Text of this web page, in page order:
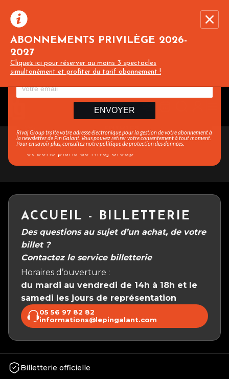
ABONNEMENTS PRIVILÈGE 2026-
2027
Cliquez ici pour réserver au moins 3 spectacles
simultanément et profiter du tarif abonnement !
Recevez toute l’actualité en vous abonnant à
notre newsletter :
ENVOYER
Rivaj Group traite votre adresse électronique pour la gestion de votre abonnement à
la newsletter dePin Galant . Vous pouvez retirer votre consentement à tout moment.
Pour en savoir plus, consultez notrepolitique de protection des données
NEWSLETTER
Recevez l’actualité des spectacles, concerts
et événements du PIN GALANT en vous
abonnant à notre newsletter :
Rivaj Group traite votre adresse électronique pour la gestion de votre
abonnement à la newsletter lepingalant.com. Vous pouvez retirer votre
politique de protection des données.
Je souhaite également recevoir les informations
et bons plans de Rivaj Group
ACCUEIL - BILLETTERIE
Des questions au sujet d’un achat, de votre
billet ?
Contactez le service billetterie
Horaires d’ouverture :
du mardi au vendredi de 14h à 18h et le
samedi les jours de représentation
05 56 97 82 82
informations@lepingalant.com
Billetterie officielle